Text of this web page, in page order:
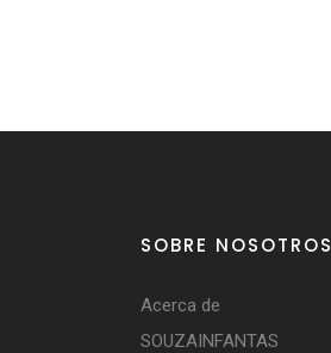
SOBRE NOSOTROS
Acerca de
SOUZAINFANTAS